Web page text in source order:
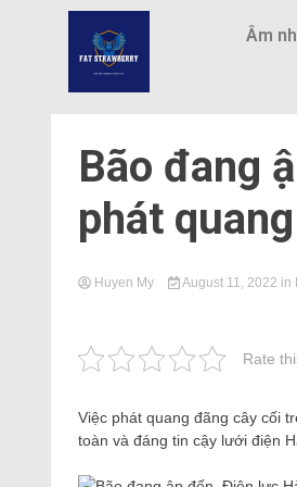
Âm
Bão đang
phát
Huyen My August 11, 2022 in
Rate
Việc phát quang đãng cây cối
toàn và đáng tin cậy lưới điện